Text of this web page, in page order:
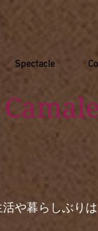
Spectacle
や暮らしぶり